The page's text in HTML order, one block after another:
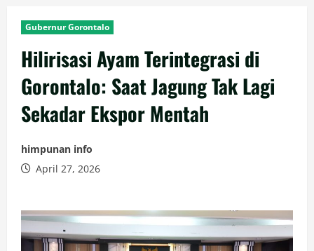
Gubernur Gorontalo
Hilirisasi Ayam Terintegrasi di
Gorontalo: Saat Jagung Tak Lagi
Sekadar Ekspor Mentah
himpunan info
April 27, 2026